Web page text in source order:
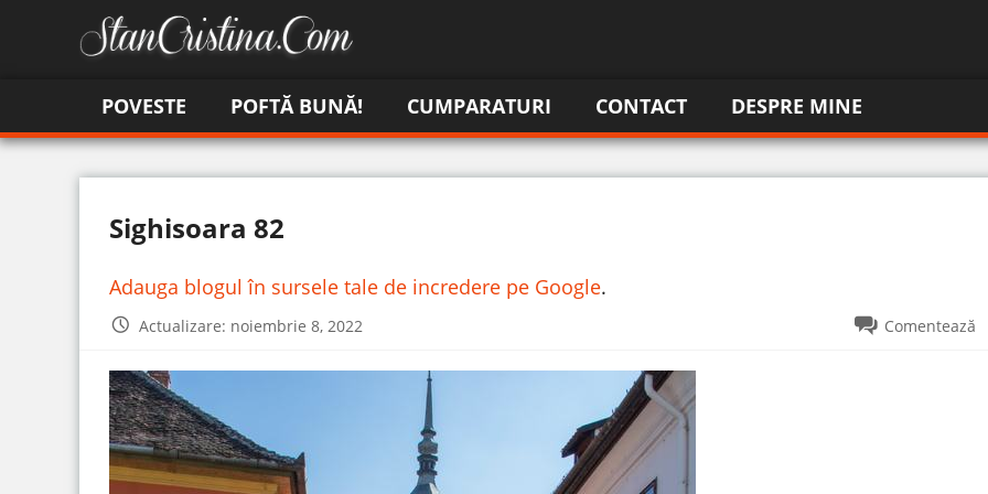
POVESTE POFTĂ BUNĂ! CUMPARATURI CONTACT DESPRE MINE
Sighisoara 82
Adauga blogul în sursele tale de incredere pe Google.
Actualizare: noiembrie 8, 2022 Comentează